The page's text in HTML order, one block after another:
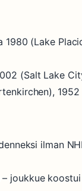
1980 (Lake
(Salt Lake
ilman
– joukkue